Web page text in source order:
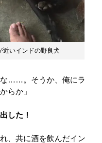
近いインドの野良犬
な……。そうか、俺にラ
らか」
した！
、共に酒を飲んだイン